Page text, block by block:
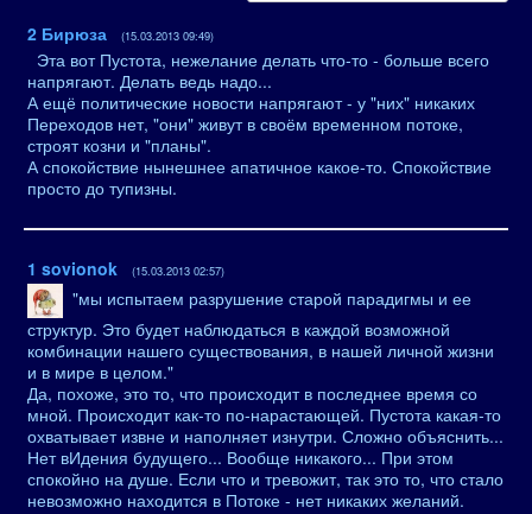
2 Бирюза (15.03.2013 09:49)
Эта вот Пустота, нежелание делать что-то - больше всего
напрягают. Делать ведь надо...
А ещё политические новости напрягают - у "них" никаких
Переходов нет, "они" живут в своём временном потоке,
строят козни и "планы".
А спокойствие нынешнее апатичное какое-то. Спокойствие
просто до тупизны.
1 sovionok (15.03.2013 02:57)
"мы испытаем разрушение старой парадигмы и ее
структур. Это будет наблюдаться в каждой возможной
комбинации нашего существования, в нашей личной жизни
и в мире в целом."
Да, похоже, это то, что происходит в последнее время со
мной. Происходит как-то по-нарастающей. Пустота какая-то
охватывает извне и наполняет изнутри. Сложно объяснить...
Нет вИдения будущего... Вообще никакого... При этом
спокойно на душе. Если что и тревожит, так это то, что стало
невозможно находится в Потоке - нет никаких желаний.